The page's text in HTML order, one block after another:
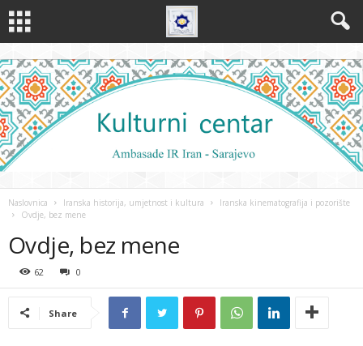
Naslovnica Iranska historija, umjetnost i kultura
Iranska kinematografija i pozorište
Ovdje, bez mene
Ovdje, bez mene
62 0
Share